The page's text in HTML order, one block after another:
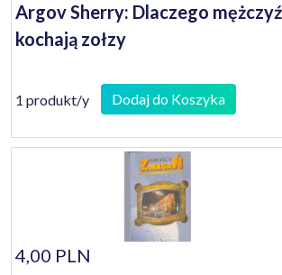
Argov Sherry: Dlaczego
kochają zołzy
1 produkt/y Dodaj do Koszyka
4,00 PLN